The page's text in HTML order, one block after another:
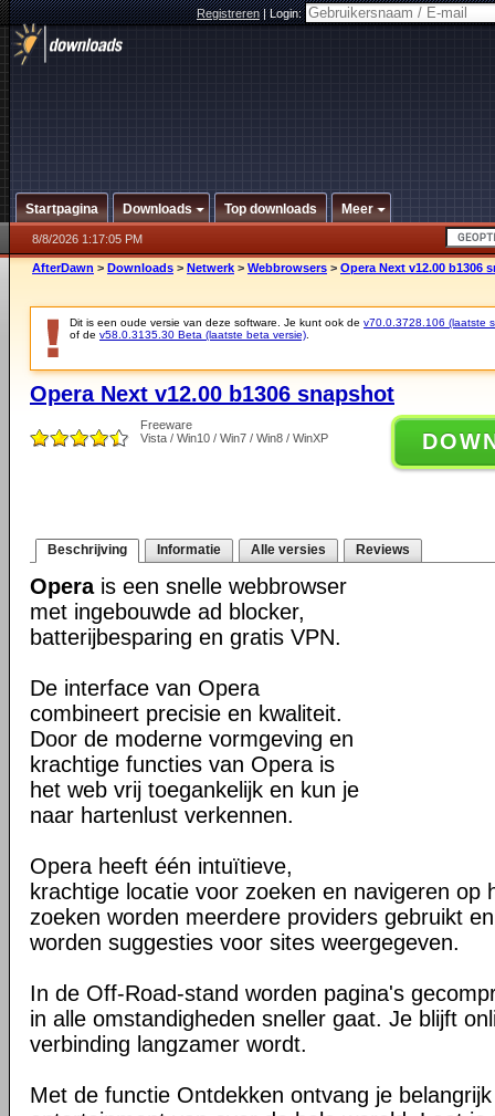
Registreren|Login:
Startpagina Downloads Top downloads Meer
8/8/2026 1:17:05 PM
AfterDawn > Downloads > Netwerk > Webbrowsers > Opera Next v12.00 b1306
Dit is een oude versie van deze software. Je kunt ook de v70.0.3728.106 (laatste
of de v58.0.3135.30 Beta (laatste beta versie)
Opera Next v12.00 b1306 snapshot
Freeware
Vista / Win10 / Win7 / Win8 / WinXP
Beschrijving Informatie Alle versies Reviews
Operais een snelle webbrowser
met ingebouwde ad blocker,
batterijbesparing en gratis VPN.
De interface van Opera
combineert precisie en kwaliteit.
Door de moderne vormgeving en
krachtige functies van Opera is
het web vrij toegankelijk en kun je
naar hartenlust verkennen.
Opera heeft één intuïtieve,
krachtige locatie voor zoeken en navigeren op
zoeken worden meerdere providers gebruikt
worden suggesties voor sites weergegeven.
In de Off-Road-stand worden pagina's
in alle omstandigheden sneller gaat. Je blijft
verbinding langzamer wordt.
Met de functie Ontdekken ontvang je